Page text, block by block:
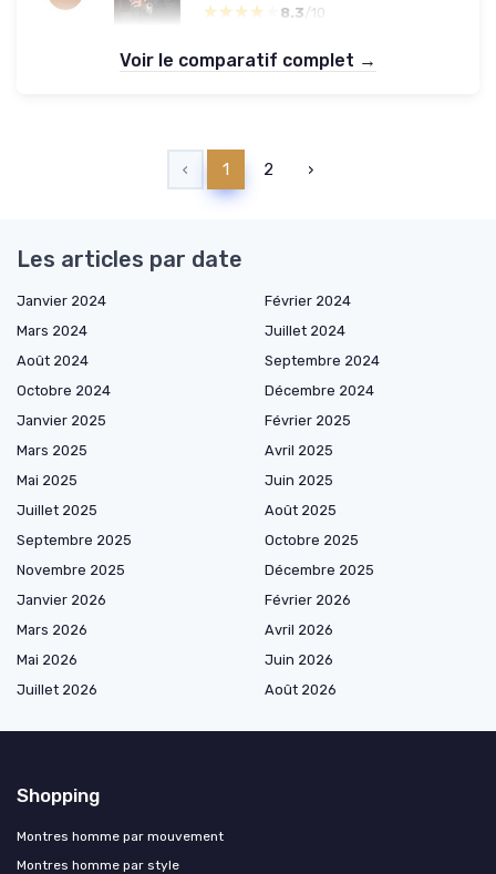
★★★★★
★★★★★ 8.3 /10
Voir le comparatif complet →
‹ 1 2 ›
Les articles par date
Janvier 2024
Février 2024
Mars 2024
Juillet 2024
Août 2024
Septembre 2024
Octobre 2024
Décembre 2024
Janvier 2025
Février 2025
Mars 2025
Avril 2025
Mai 2025
Juin 2025
Juillet 2025
Août 2025
Septembre 2025
Octobre 2025
Novembre 2025
Décembre 2025
Janvier 2026
Février 2026
Mars 2026
Avril 2026
Mai 2026
Juin 2026
Juillet 2026
Août 2026
Shopping
Montres homme par mouvement
Montres homme par style